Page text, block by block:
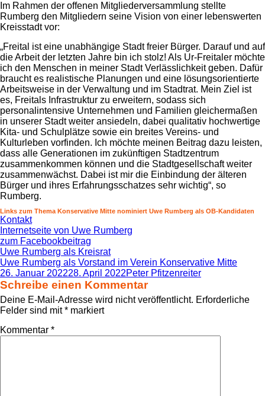
Im Rahmen der offenen Mitgliederversammlung stellte
Rumberg den Mitgliedern seine Vision von einer lebenswerten
Kreisstadt vor:
„Freital ist eine unabhängige Stadt freier Bürger. Darauf und auf
die Arbeit der letzten Jahre bin ich stolz! Als Ur-Freitaler möchte
ich den Menschen in meiner Stadt Verlässlichkeit geben. Dafür
braucht es realistische Planungen und eine lösungsorientierte
Arbeitsweise in der Verwaltung und im Stadtrat. Mein Ziel ist
es, Freitals Infrastruktur zu erweitern, sodass sich
personalintensive Unternehmen und Familien gleichermaßen
in unserer Stadt weiter ansiedeln, dabei qualitativ hochwertige
Kita- und Schulplätze sowie ein breites Vereins- und
Kulturleben vorfinden. Ich möchte meinen Beitrag dazu leisten,
dass alle Generationen im zukünftigen Stadtzentrum
zusammenkommen können und die Stadtgesellschaft weiter
zusammenwächst. Dabei ist mir die Einbindung der älteren
Bürger und ihres Erfahrungsschatzes sehr wichtig“, so
Rumberg.
Links zum Thema Konservative Mitte nominiert Uwe Rumberg als OB-Kandidaten
Kontakt
Internetseite von Uwe Rumberg
zum Facebookbeitrag
Uwe Rumberg als Kreisrat
Uwe Rumberg als Vorstand im Verein Konservative Mitte
Veröffentlicht
am
26. Januar 202228. April 2022Autor
Peter Pfitzenreiter
Schreibe einen Kommentar
Deine E-Mail-Adresse wird nicht veröffentlicht. Erforderliche
Felder sind mit* markiert
Kommentar *